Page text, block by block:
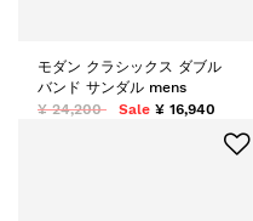
モダン クラシックス ダブル
バンド サンダル mens
¥ 24,200
Sale ¥ 16,940